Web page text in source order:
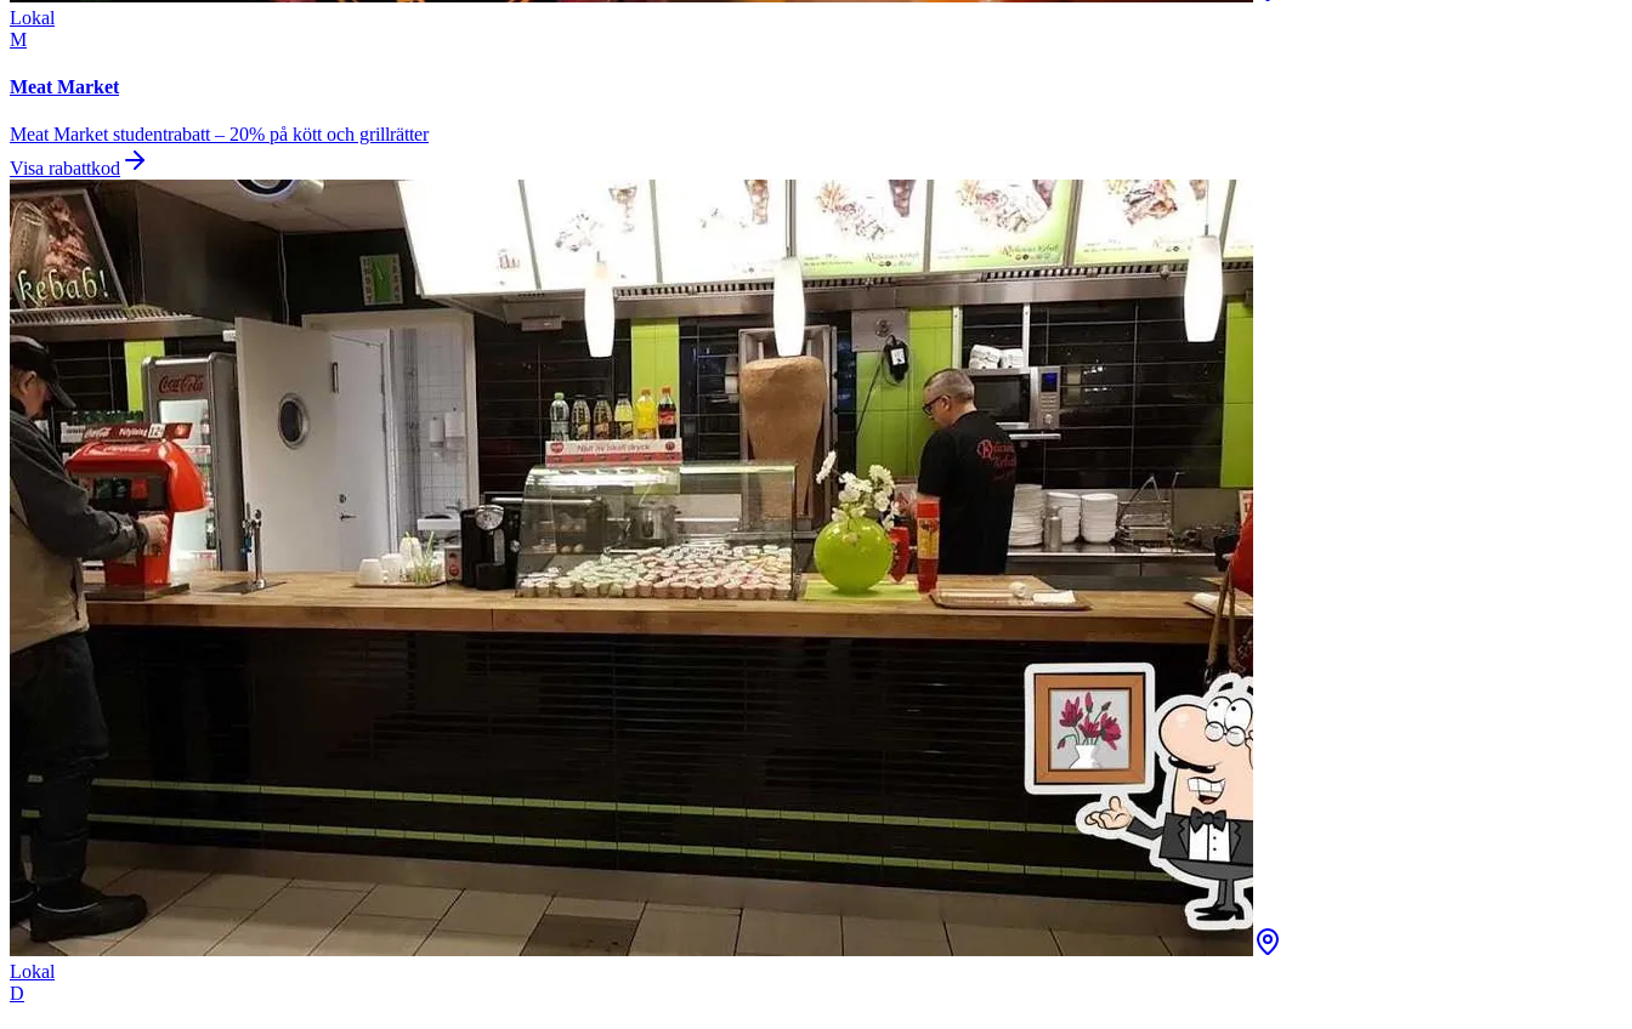
Lokal
M
Meat Market
Meat Market studentrabatt – 20% på kött och grillrätter
Visa rabattkod
Lokal
D